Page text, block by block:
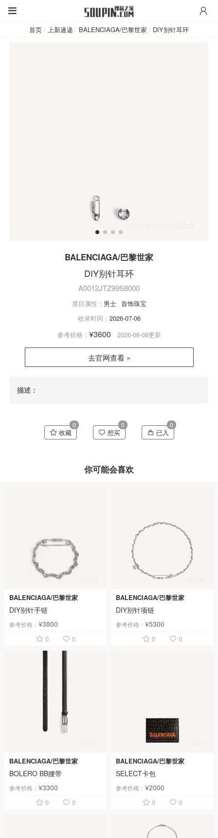
首页 / 上新速递 / BALENCIAGA/巴黎世家 / DIY别针耳环
BALENCIAGA/巴黎世家
DIY别针耳环
A0012JTZ99S8000
类目属性： 男士 首饰珠宝
收录时间： 2026-07-06
参考价格： ¥3600 2026-08-08更新
去官网查看 »
描述：
收藏
0
想买
0
已入
0
你可能会喜欢
BALENCIAGA/巴黎世家
DIY别针手链
参考价格： ¥3800
0 0
BALENCIAGA/巴黎世家
DIY别针项链
参考价格：¥5300
0 0
BALENCIAGA/巴黎世家
BOLERO BB腰带
参考价格： ¥3300
0 0
BALENCIAGA/巴黎世家
SELECT卡包
参考价格：¥2000
0 0
BALENCIAGA/巴黎世家